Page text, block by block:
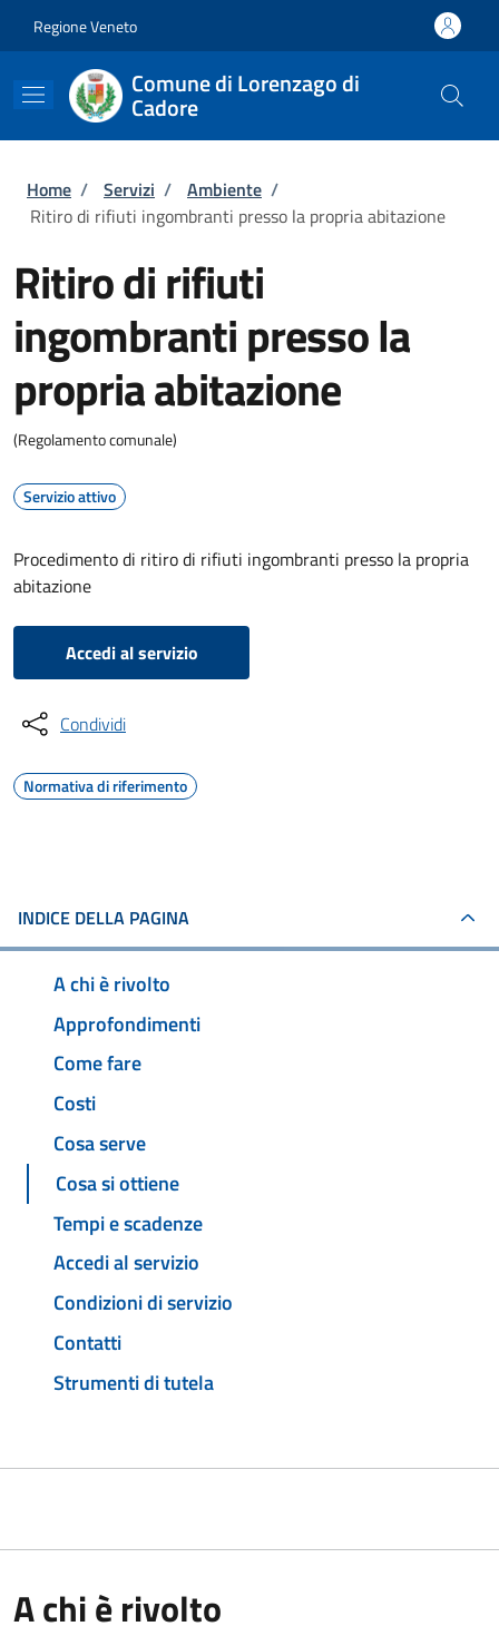
Regione Veneto
Comune di Lorenzago di
Cadore
Briciole di pane
Home / Servizi / Ambiente /
Ritiro di rifiuti ingombranti presso la propria abitazione
Ritiro di rifiuti
ingombranti presso la
propria abitazione
(Regolamento comunale)
Servizio attivo
Procedimento di ritiro di rifiuti ingombranti presso la propria
abitazione
Accedi al servizio
Condividi
Normativa di riferimento
INDICE DELLA PAGINA
A chi è rivolto
Approfondimenti
Come fare
Costi
Cosa serve
Cosa si ottiene
Tempi e scadenze
Accedi al servizio
Condizioni di servizio
Contatti
Strumenti di tutela
A chi è rivolto